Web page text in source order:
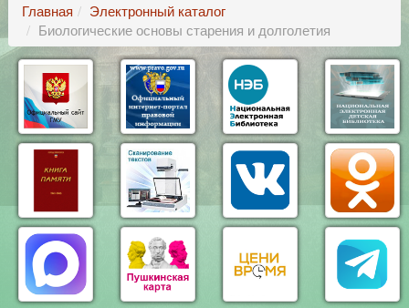
Главная
Электронный каталог
Биологические основы старения и долголетия